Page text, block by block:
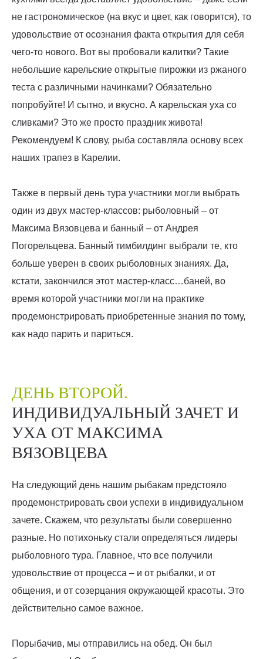
не гастрономическое (на вкус и цвет, как говорится), то
удовольствие от осознания факта открытия для себя
чего-то нового. Вот вы пробовали калитки? Такие
небольшие карельские открытые пирожки из ржаного
теста с различными начинками? Обязательно
попробуйте! И сытно, и вкусно. А карельская уха со
сливками? Это же просто праздник живота!
Рекомендуем! К слову, рыба составляла основу всех
наших трапез в Карелии.
Также в первый день тура участники могли выбрать
один из двух мастер-классов: рыболовный – от
Максима Вязовцева и банный – от Андрея
Погорельцева. Банный тимбилдинг выбрали те, кто
больше уверен в своих рыболовных знаниях. Да,
кстати, закончился этот мастер-класс…баней, во
время которой участники могли на практике
продемонстрировать приобретенные знания по тому,
как надо парить и париться.
ДЕНЬ ВТОРОЙ.
ИНДИВИДУАЛЬНЫЙ ЗАЧЕТ И
УХА ОТ МАКСИМА
ВЯЗОВЦЕВА
На следующий день нашим рыбакам предстояло
продемонстрировать свои успехи в индивидуальном
зачете. Скажем, что результаты были совершенно
разные. Но потихоньку стали определяться лидеры
рыболовного тура. Главное, что все получили
удовольствие от процесса – и от рыбалки, и от
общения, и от созерцания окружающей красоты. Это
действительно самое важное.
Порыбачив, мы отправились на обед. Он был